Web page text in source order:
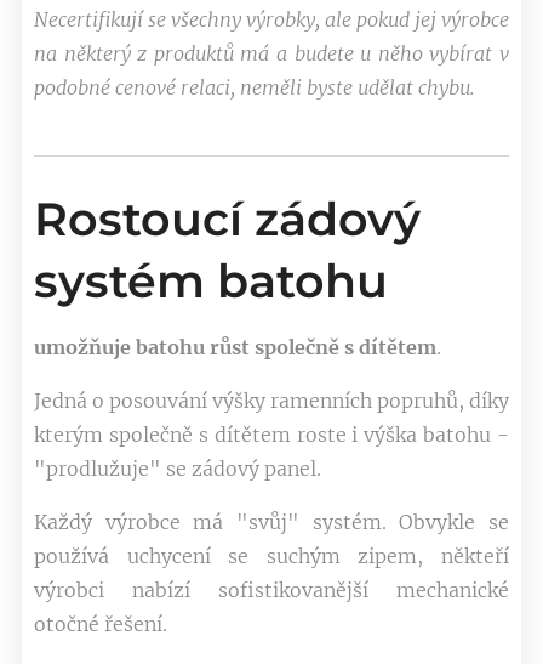
Necertifikují se všechny výrobky, ale pokud jej výrobce
na některý z produktů má a budete u něho vybírat v
podobné cenové relaci, neměli byste udělat chybu.
Rostoucí zádový
systém batohu
umožňuje batohu růst společně s dítětem.
Jedná o posouvání výšky ramenních popruhů, díky
kterým společně s dítětem roste i výška batohu -
"prodlužuje" se zádový panel.
Každý výrobce má "svůj" systém. Obvykle se
používá uchycení se suchým zipem, někteří
výrobci nabízí sofistikovanější mechanické
otočné řešení.